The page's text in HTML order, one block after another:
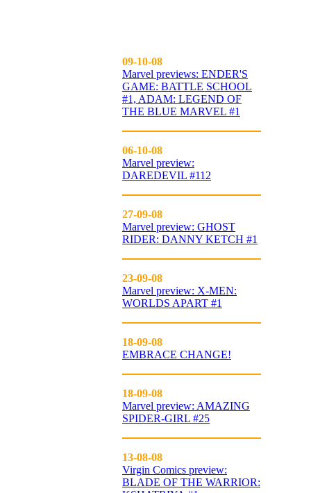
09-10-08
Marvel previews: ENDER'S
GAME: BATTLE SCHOOL
#1, ADAM: LEGEND OF
THE BLUE MARVEL #1
06-10-08
Marvel preview:
DAREDEVIL #112
27-09-08
Marvel preview: GHOST
RIDER: DANNY KETCH #1
23-09-08
Marvel preview: X-MEN:
WORLDS APART #1
18-09-08
EMBRACE CHANGE!
18-09-08
Marvel preview: AMAZING
SPIDER-GIRL #25
13-08-08
Virgin Comics preview:
BLADE OF THE WARRIOR: